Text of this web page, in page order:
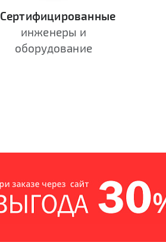
Сертифицированные
инженеры и
оборудование